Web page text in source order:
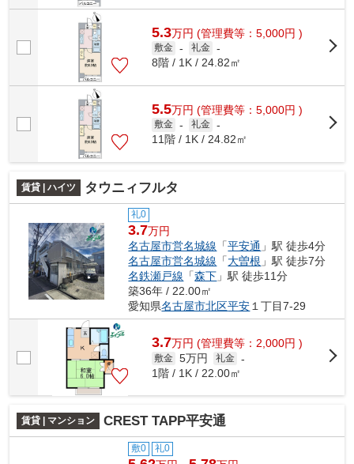
5.3万円 (管理費等：5,000円 )
敷金 - 礼金 -
8階 / 1K / 24.82㎡
5.5万円 (管理費等：5,000円 )
敷金 - 礼金 -
11階 / 1K / 24.82㎡
賃貸 | ハイツ タウニィフルタ
礼0
3.7万円
名古屋市営名城線 「平安通 」駅 徒歩4分
名古屋市営名城線 「大曽根 」駅 徒歩7分
名鉄瀬戸線 「森下 」駅 徒歩11分
築36年 / 22.00㎡
愛知県名古屋市北区平安１丁目7-29
3.7万円 (管理費等：2,000円 )
敷金 5万円 礼金 -
1階 / 1K / 22.00㎡
賃貸 | マンション CREST TAPP平安通
敷0 礼0